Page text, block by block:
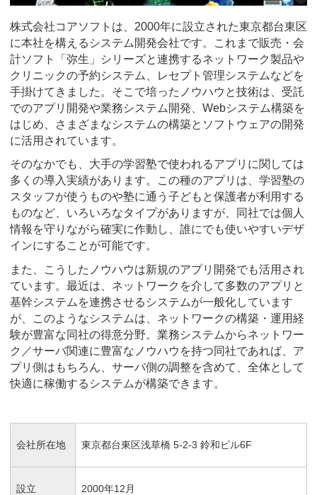
株式会社コアソフトは、2000年に設立された東京都台東区
に本社を構えるシステム開発会社です。これまで販売・会
計ソフト「弥生」シリーズと連携するネットワーク製品や
クリニックの予約システム、レセプト管理システムなどを
手掛けてきました。そこで培ったノウハウと技術は、受託
でのアプリ開発や業務システム開発、Webシステム構築を
はじめ、さまざまなシステムの構築とソフトウェアの開発
に活用されています。
そのなかでも、大手の学習塾で使われるアプリに関しては
多くの導入実績があります。この種のアプリは、学習塾の
スタッフが使うものや塾に通う子どもと保護者が利用する
ものなど、いろいろなタイプがありますが、同社では個人
情報を守りながら確実に作動し、誰にでも使いやすいデザ
インにすることが可能です。
また、こうしたノウハウは新規のアプリ開発でも活用され
ています。最近は、ネットワークを介して多数のアプリと
基幹システムを連携させるシステムが一般化しています
が、このようなシステムは、ネットワークの構築・運用経
験が豊富な同社の得意分野。業務システムからネットワー
ク／サーバ関連に豊富なノウハウを持つ同社であれば、ア
プリ側はもちろん、サーバ側の調整を含めて、全体として
快適に稼働するシステムが構築できます。
会社所在地 東京都台東区浅草橋 5-2-3 鈴和ビル6F
設立 2000年12月